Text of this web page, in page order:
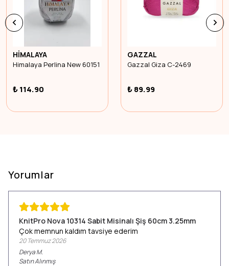
HİMALAYA
Himalaya Perlina New 60151
₺ 114.90
GAZZAL
Gazzal Giza C-2469
₺ 89.99
Yorumlar
KnitPro Nova 10314 Sabit Misinalı Şiş 60cm 3.25mm
Çok memnun kaldım tavsiye ederim
20 Temmuz 2026
DeryaM.
Satın Alınmış